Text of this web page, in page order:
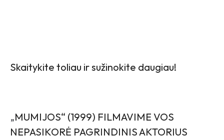
Skaitykite toliau ir sužinokite daugiau!
„MUMIJOS“ (1999) FILMAVIME VOS
NEPASIKORĖ PAGRINDINIS AKTORIUS